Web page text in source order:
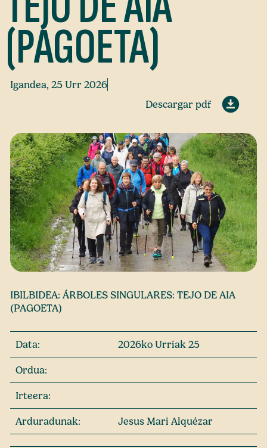
(PAGOETA)
Igandea, 25 Urr 2026
Descargar pdf
IBILBIDEA: ÁRBOLES SINGULARES: TEJO DE AIA
(PAGOETA)
Data: 2026ko Urriak 25
Ordua:
Irteera:
Arduradunak: Jesus Mari Alquézar